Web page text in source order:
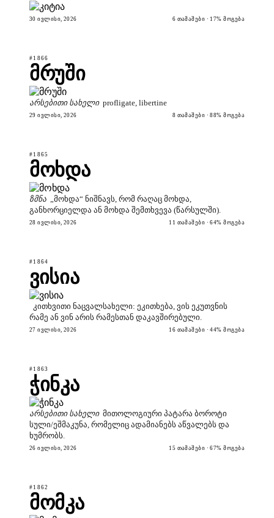
30 ᲘᲕᲚᲘᲡᲘ, 2026 6 ᲗᲐᲛᲐᲨᲔᲑᲘ · 17% ᲛᲝᲒᲔᲑᲐ
#1866
მრუში
არსებითი სახელი profligate, libertine
29 ᲘᲕᲚᲘᲡᲘ, 2026 8 ᲗᲐᲛᲐᲨᲔᲑᲘ · 88% ᲛᲝᲒᲔᲑᲐ
#1865
მოხდა
ზმნა
„მოხდა“ ნიშნავს, რომ რაღაც მოხდა,
განხორციელდა ან მოხდა შემთხვევა (წარსულში).
28 ᲘᲕᲚᲘᲡᲘ, 2026 11 ᲗᲐᲛᲐᲨᲔᲑᲘ · 64% ᲛᲝᲒᲔᲑᲐ
#1864
ვისია
კითხვითი ნაცვალსახელი: ეკითხება, ვის ეკუთვნის
რამე ან ვინ არის რამესთან დაკავშირებული.
27 ᲘᲕᲚᲘᲡᲘ, 2026 16 ᲗᲐᲛᲐᲨᲔᲑᲘ · 44% ᲛᲝᲒᲔᲑᲐ
#1863
ჭინკა
არსებითი სახელი მითოლოგიური პატარა ბოროტი
სული/ეშმაკუნა, რომელიც ადამიანებს აწვალებს და
ხუმრობს.
26 ᲘᲕᲚᲘᲡᲘ, 2026 15 ᲗᲐᲛᲐᲨᲔᲑᲘ · 67% ᲛᲝᲒᲔᲑᲐ
#1862
მომკა